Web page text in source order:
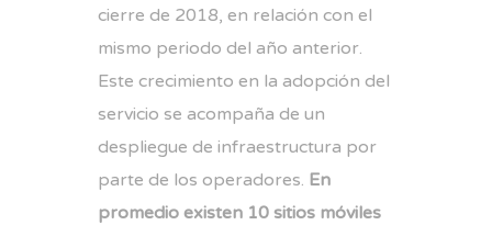
cierre de 2018, en relación con el
mismo periodo del año anterior.
Este crecimiento en la adopción del
servicio se acompaña de un
despliegue de infraestructura por
parte de los operadores. En
promedio existen 10 sitios móviles